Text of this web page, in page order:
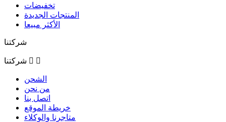
تخفيضات
المنتجات الجديدة
الأكثر مبيعا
شركتنا
شركتنا  
الشحن
من نحن
اتصل بنا
خريطة الموقع
متاجرنا والوكلاء